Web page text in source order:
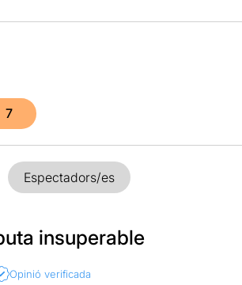
7
Espectadors/es
insuperable
Opinió verificada